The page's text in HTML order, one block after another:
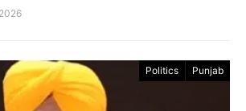
Politics Punjab